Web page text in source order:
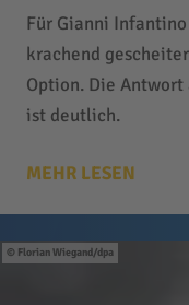
Für Gianni
krachend
Option. Die
ist deutlich.
MEHR LESEN
Florian Wiegand/dpa